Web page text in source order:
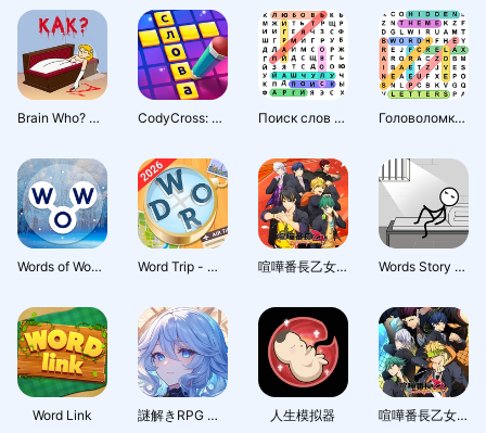
Brain Who? Хитрые Загадки Тест CodyCross: Кроссворды Поиск слов русский Головоломка по поиску слов
Words of Wonders: Игра в слова Word Trip - Word Puzzle Game 喧嘩番長乙女 2nd Rumble !! Words Story - Word Game
Word Link 謎解きRPG ミステリーダンジョン 人生模拟器 喧嘩番長乙女 Double Pack